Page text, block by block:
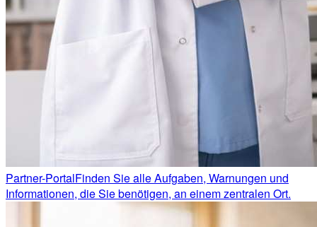
Partner-PortalFinden Sie alle Aufgaben, Warnungen und
Informationen, die Sie benötigen, an einem zentralen Ort.